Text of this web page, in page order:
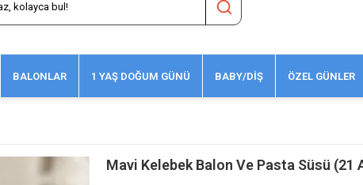
BALONLAR 1 YAŞ DOĞUM GÜNÜ BABY/DİŞ ÖZEL GÜNLER
Mavi Kelebek Balon Ve Pasta Süsü (21